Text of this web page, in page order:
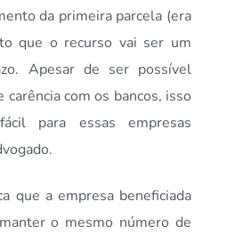
da primeira parcela (era
que o recurso vai ser um
Apesar de ser possível
com os bancos, isso
para essas empresas
que a empresa beneficiada
o mesmo número de